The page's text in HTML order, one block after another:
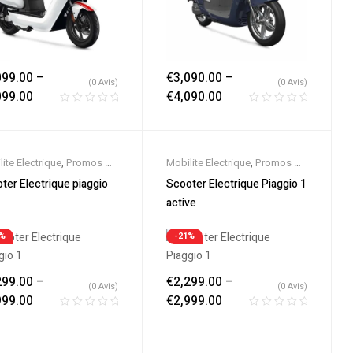
–
(0 Avis) €3,090.00 –
€4,090.00
(0 Avis)
Electrique, Promos &
,Scooter 125cc,
50cc
Electrique piaggio
–
(0 Avis)
Mobilite Electrique, Promos &
Soldes,Scooter 125cc,
Scooter 50cc
Scooter Electrique Piaggio 1
active
-21%
€2,299.00 –
€2,999.00
(0 Avis)